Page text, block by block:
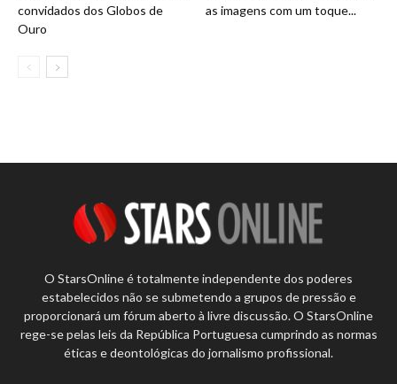
convidados dos Globos de
Ouro
as imagens com um toque...
O StarsOnline é totalmente independente dos poderes
estabelecidos não se submetendo a grupos de pressão e
proporcionará um fórum aberto à livre discussão. O StarsOnline
rege-se pelas leis da República Portuguesa cumprindo as normas
éticas e deontológicas do jornalismo profissional.